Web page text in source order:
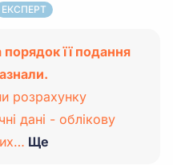
ЕКСПЕРТ
порядок її подання
розрахунку
дані - облікову
Ще